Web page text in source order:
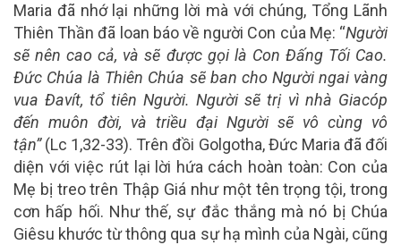
Maria đã nhớ lại những lời mà với chúng, Tổng Lãnh
Thiên Thần đã loan báo về người Con của Mẹ: “Người
sẽ nên cao cả, và sẽ được gọi là Con Đấng Tối Cao.
Đức Chúa là Thiên Chúa sẽ ban cho Người ngai vàng
vua Đavít, tổ tiên Người. Người sẽ trị vì nhà Giacóp
đến muôn đời, và triều đại Người sẽ vô cùng vô
tận”(Lc 1,32-33). Trên đồi Golgotha, Đức Maria đã đối
diện với việc rút lại lời hứa cách hoàn toàn: Con của
Mẹ bị treo trên Thập Giá như một tên trọng tội, trong
cơn hấp hối. Như thế, sự đắc thắng mà nó bị Chúa
Giêsu khước từ thông qua sự hạ mình của Ngài, cũng